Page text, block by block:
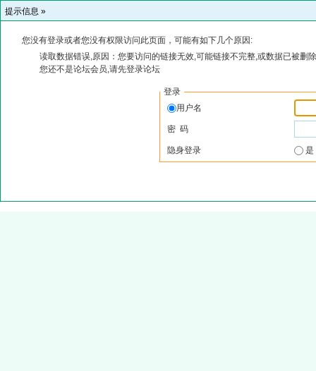
提示信息 »
您没有登录或者您没有权限访问此页面，可能有如下几个原因:
读取数据错误,原因：您要访问的链接无效,可能链接不完整,或数据已被删
您还不是论坛会员,请先登录论坛
登录
用户名
密 码
隐身登录